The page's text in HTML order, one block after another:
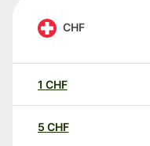
CHF
1 CHF
5 CHF